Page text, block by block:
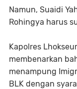
Namun, Suaidi
Rohingya harus
Kapolres
membenarkan
menampung
BLK dengan